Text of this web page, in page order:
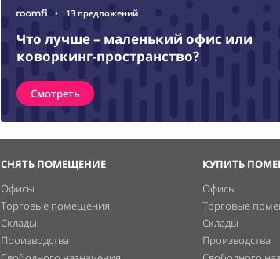
• 13 предложений
Что лучше – маленький офис или
коворкинг-пространство?
Смотреть
СНЯТЬ ПОМЕЩЕНИЕ
Офисы
Торговые помещения
Склады
Производства
КУПИТЬ
Офисы
Торговые
Склады
Производства